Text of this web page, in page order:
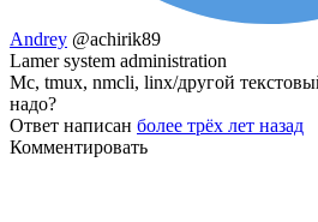
Andrey @achirik89
Lamer system administration
Mc, tmux, nmcli, linx/другой
надо?
Ответ написан более трёх лет назад
Комментировать